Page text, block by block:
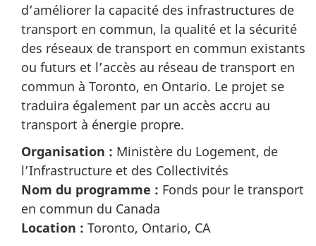
d’améliorer la capacité des infrastructures de
transport en commun, la qualité et la sécurité
des réseaux de transport en commun existants
ou futurs et l’accès au réseau de transport en
commun à Toronto, en Ontario. Le projet se
traduira également par un accès accru au
transport à énergie propre.
Organisation : Ministère du Logement, de
l’Infrastructure et des Collectivités
Nom du programme : Fonds pour le transport
en commun du Canada
Location : Toronto, Ontario, CA